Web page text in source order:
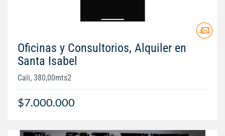
Oficinas y Consultorios, Alquiler en
Santa Isabel
Cali, 380,00mts2
$7.000.000